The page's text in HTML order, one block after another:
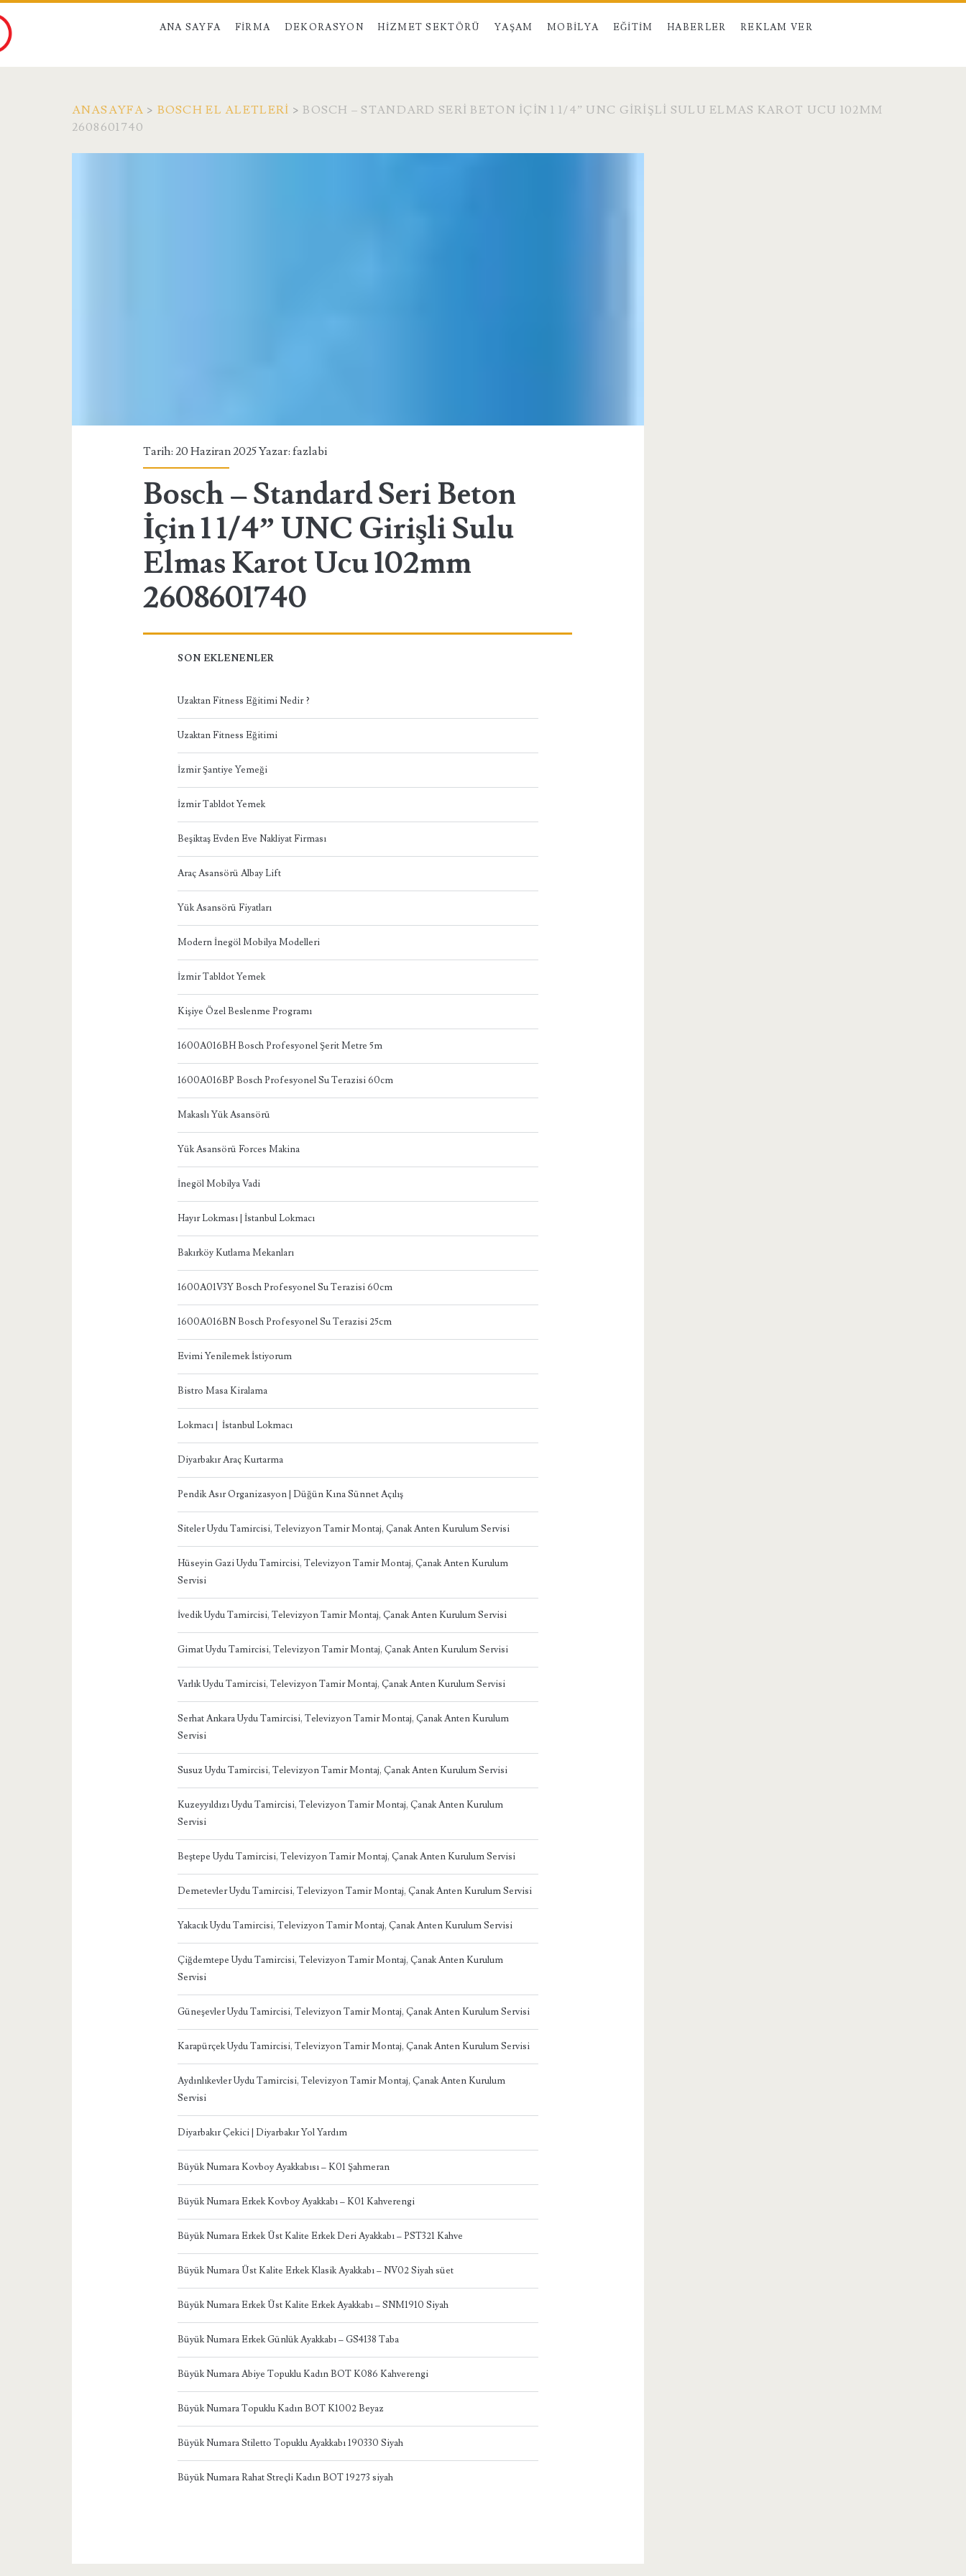
ANA SAYFA FIRMA DEKORASYON HIZMET SEKTÖRÜ YAŞAM MOBILYA EĞITIM HABERLER REKLAM VER
ANASAYFA > BOSCH EL ALETLERI >BOSCH – STANDARD SERI BETON İÇIN 1 1/4” UNC GIRIŞLI SULU ELMAS KAROT UCU 102MM
2608601740
Tarih: 20 Haziran 2025 Yazar:fazlabi
Bosch – Standard Seri Beton
İçin 1 1/4” UNC Girişli Sulu
Elmas Karot Ucu 102mm
2608601740
SON EKLENENLER
Uzaktan Fitness Eğitimi Nedir ?
Uzaktan Fitness Eğitimi
İzmir Şantiye Yemeği
İzmir Tabldot Yemek
Beşiktaş Evden Eve Nakliyat Firması
Araç Asansörü Albay Lift
Yük Asansörü Fiyatları
Modern İnegöl Mobilya Modelleri
İzmir Tabldot Yemek
Kişiye Özel Beslenme Programı
1600A016BH Bosch Profesyonel Şerit Metre 5m
1600A016BP Bosch Profesyonel Su Terazisi 60cm
Makaslı Yük Asansörü
Yük Asansörü Forces Makina
İnegöl Mobilya Vadi
Hayır Lokması | İstanbul Lokmacı
Bakırköy Kutlama Mekanları
1600A01V3Y Bosch Profesyonel Su Terazisi 60cm
1600A016BN Bosch Profesyonel Su Terazisi 25cm
Evimi Yenilemek İstiyorum
Bistro Masa Kiralama
Lokmacı | İstanbul Lokmacı
Diyarbakır Araç Kurtarma
Pendik Asır Organizasyon | Düğün Kına Sünnet Açılış
Siteler Uydu Tamircisi, Televizyon Tamir Montaj, Çanak Anten Kurulum Servisi
Hüseyin Gazi Uydu Tamircisi, Televizyon Tamir Montaj, Çanak Anten Kurulum
Servisi
İvedik Uydu Tamircisi, Televizyon Tamir Montaj, Çanak Anten Kurulum Servisi
Gimat Uydu Tamircisi, Televizyon Tamir Montaj, Çanak Anten Kurulum Servisi
Varlık Uydu Tamircisi, Televizyon Tamir Montaj, Çanak Anten Kurulum Servisi
Serhat Ankara Uydu Tamircisi, Televizyon Tamir Montaj, Çanak Anten Kurulum
Servisi
Susuz Uydu Tamircisi, Televizyon Tamir Montaj, Çanak Anten Kurulum Servisi
Kuzeyyıldızı Uydu Tamircisi, Televizyon Tamir Montaj, Çanak Anten Kurulum
Servisi
Beştepe Uydu Tamircisi, Televizyon Tamir Montaj, Çanak Anten Kurulum Servisi
Demetevler Uydu Tamircisi, Televizyon Tamir Montaj, Çanak Anten Kurulum Servisi
Yakacık Uydu Tamircisi, Televizyon Tamir Montaj, Çanak Anten Kurulum Servisi
Çiğdemtepe Uydu Tamircisi, Televizyon Tamir Montaj, Çanak Anten Kurulum
Servisi
Güneşevler Uydu Tamircisi, Televizyon Tamir Montaj, Çanak Anten Kurulum Servisi
Karapürçek Uydu Tamircisi, Televizyon Tamir Montaj, Çanak Anten Kurulum Servisi
Aydınlıkevler Uydu Tamircisi, Televizyon Tamir Montaj, Çanak Anten Kurulum
Servisi
Diyarbakır Çekici | Diyarbakır Yol Yardım
Büyük Numara Kovboy Ayakkabısı – K01 Şahmeran
Büyük Numara Erkek Kovboy Ayakkabı – K01 Kahverengi
Büyük Numara Erkek Üst Kalite Erkek Deri Ayakkabı – PST321 Kahve
Büyük Numara Üst Kalite Erkek Klasik Ayakkabı – NV02 Siyah süet
Büyük Numara Erkek Üst Kalite Erkek Ayakkabı – SNM1910 Siyah
Büyük Numara Erkek Günlük Ayakkabı – GS4138 Taba
Büyük Numara Abiye Topuklu Kadın BOT K086 Kahverengi
Büyük Numara Topuklu Kadın BOT K1002 Beyaz
Büyük Numara Stiletto Topuklu Ayakkabı 190330 Siyah
Büyük Numara Rahat Streçli Kadın BOT 19273 siyah